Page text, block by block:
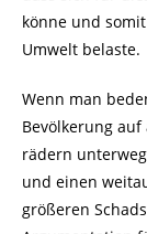
könne und
Umwelt belaste.
Wenn man
Bevölkerung
rädern
und einen
größeren